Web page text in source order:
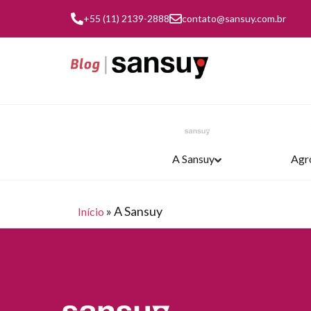
+55 (11) 2139-2888 contato@sansuy.com.br
A Sansuy
Início »A Sansuy